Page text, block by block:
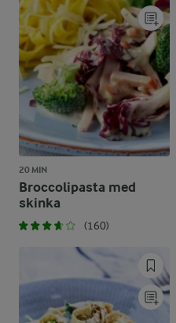
20 MIN
Broccolipasta med
skinka
(160)